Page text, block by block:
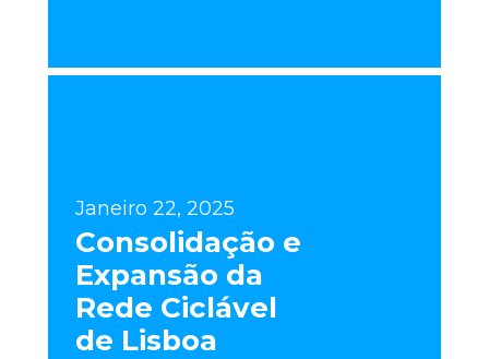
Janeiro 22, 2025
Consolidação e
Expansão da
Rede Ciclável
de Lisboa